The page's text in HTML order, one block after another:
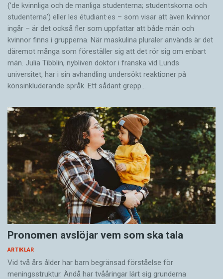
(’de kvinnliga och de manliga studenterna; studentskorna och
studenterna’) eller les étudiant·es – som visar att även kvinnor
ingår – är det också fler som uppfattar att både män och
kvinnor finns i grupperna. När maskulina pluraler används är det
där­emot många som föreställer sig att det rör sig om enbart
män. Julia Tibblin, nybliven doktor i franska vid Lunds
universitet, har i sin avhandling undersökt reaktioner på
könsinkluderande språk. Ett sådant grepp…
Pronomen avslöjar vem som ska tala
ARTIKLAR
Vid två års ålder har barn begränsad förståelse för
meningsstruktur. Ändå har tvååringar lärt sig grunderna